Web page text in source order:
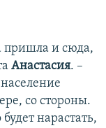
пришла и сюда,
Анастасия. –
со стороны.
нарастать,